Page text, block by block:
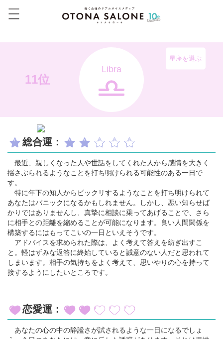
11位
Libra
星座を選ぶ
総合運：
最近、親しくなった人や世話をしてくれた人から感情を大きく
揺さぶられるようなことを打ち明けられる可能性のある一日で
す。
特に年下の知人からビックリするようなことを打ち明けられて
あなたはパニックになるかもしれません。しかし、悪い知らせば
かりではありませんし、真摯に相談に乗ってあげることで、さら
に相手との距離を縮めることが可能になります。良い人間関係を
構築するにはもってこいの一日といえそうです。
アドバイスを求められた際は、よく考えて答えを紡ぎ出すこ
と。軽はずみな返答に終始していると誠意のない人だと思われて
しまいます。相手の気持ちをよく考えて、思いやりの心を持って
接するようにしたいところです。
恋愛運：
あなたの心の中の静謐さが試されるような一日になるでしょ